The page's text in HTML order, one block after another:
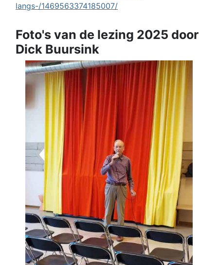
langs-/1469563374185007/
Foto's van de lezing 2025 door
Dick Buursink